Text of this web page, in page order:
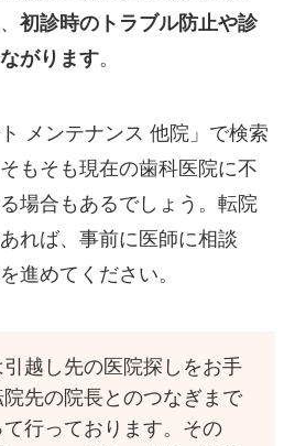
初診時のトラブル防止や診
がります。
メンテナンス 他院」で検索
もそも現在の歯科医院に不
場合もあるでしょう。転院
れば、事前に医師に相談
進めてください。
越し先の医院探しをお手
先の院長とのつなぎまで
行っております。その